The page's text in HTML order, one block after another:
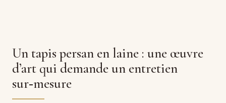
Un tapis persan en laine : une œuvre
d’art qui demande un entretien
sur‑mesure